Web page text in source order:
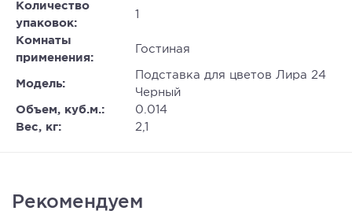
Количество
упаковок:
1
Комнаты
применения:
Гостиная
Модель:
Подставка для цветов Лира 24
Черный
Объем, куб.м.:
0.014
Вес, кг:
2,1
Рекомендуем